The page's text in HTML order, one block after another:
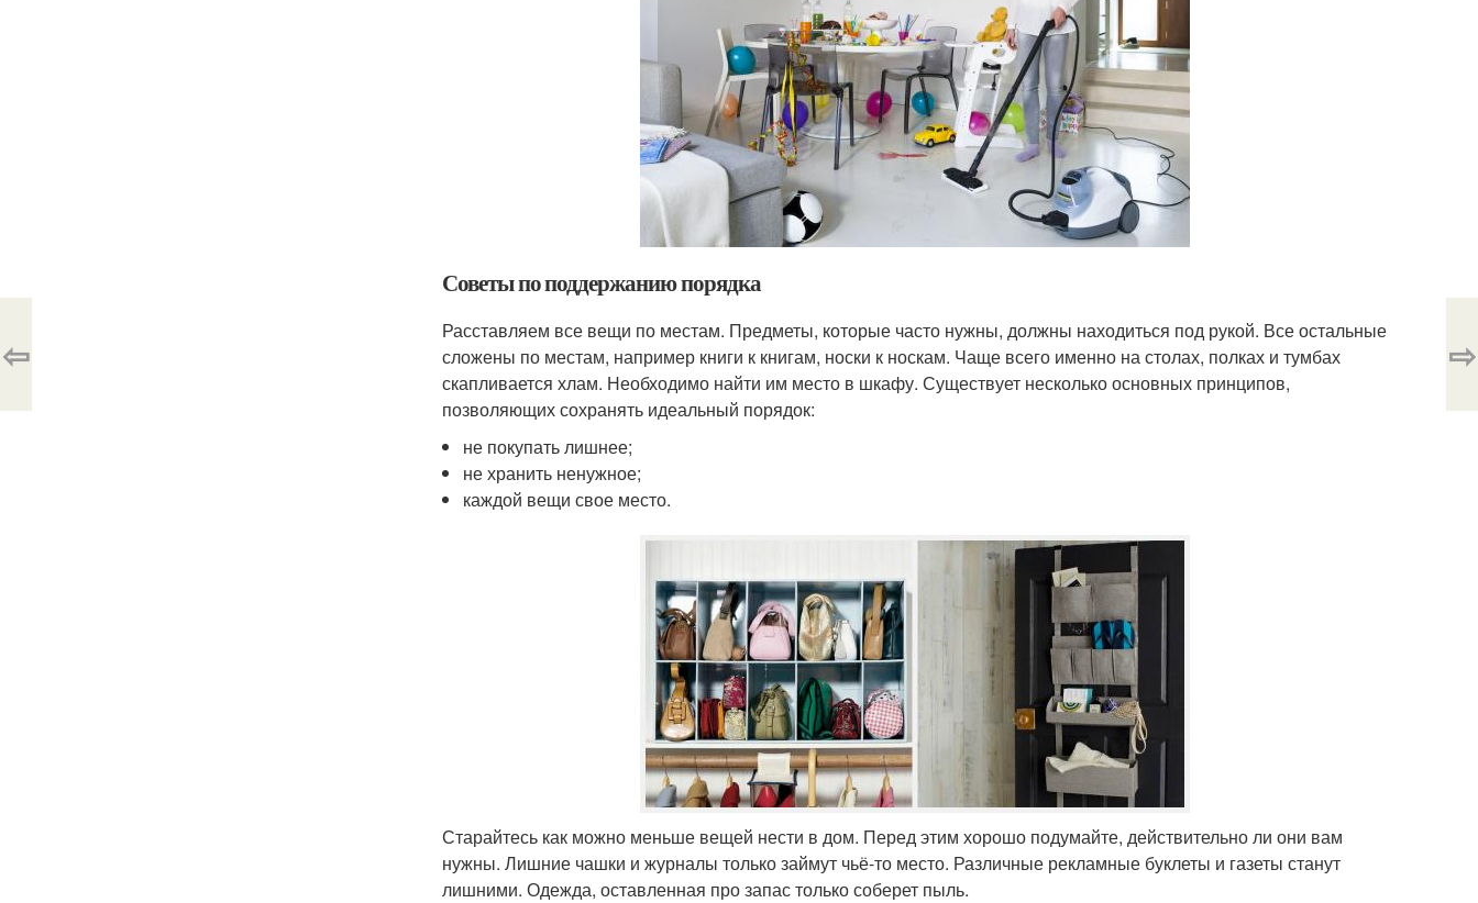
Советы по поддержанию порядка
Расставляем все вещи по местам. Предметы, которые часто нужны, должны находиться под рукой. Все остальные
сложены по местам, например книги к книгам, носки к носкам. Чаще всего именно на столах, полках и тумбах
скапливается хлам. Необходимо найти им место в шкафу. Существует несколько основных принципов,
позволяющих сохранять идеальный порядок:
не покупать лишнее;
не хранить ненужное;
каждой вещи свое место.
Старайтесь как можно меньше вещей нести в дом. Перед этим хорошо подумайте, действительно ли они вам
нужны. Лишние чашки и журналы только займут чьё-то место. Различные рекламные буклеты и газеты станут
лишними. Одежда, оставленная про запас только соберет пыль.
⇦ ⇨